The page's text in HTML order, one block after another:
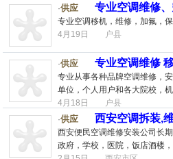
·供应 专业空调维修
专业空调移机，维修，加氟，
4月19日
户县
·供应 专业空调维修
专业从事各种品牌空调维修，
单位，个人用户和各大院校，
4月18日
户县
·供应 西安空调拆装,
西安便民空调维修安装公司长
政府，学校，医院，饭店酒楼